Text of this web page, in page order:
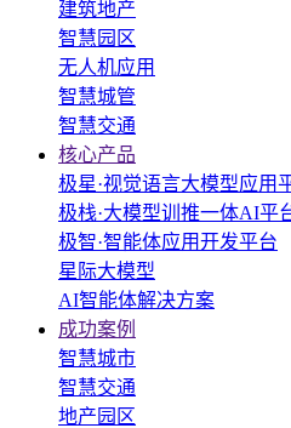
建筑地产
智慧园区
无人机应用
智慧城管
智慧交通
核心产品
极星·视觉语言大模型应用
极栈·大模型训推一体AI平
极智·智能体应用开发平台
星际大模型
AI智能体解决方案
成功案例
智慧城市
智慧交通
地产园区